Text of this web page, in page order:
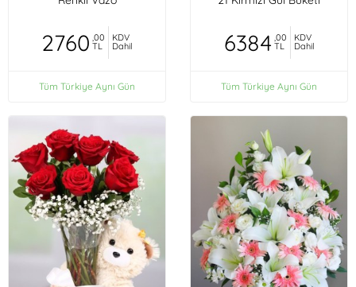
2760 ,00
TL
KDV
Dahil
Tüm Türkiye Aynı Gün
6384 ,00
TL
KDV
Dahil
Tüm Türkiye Aynı Gün